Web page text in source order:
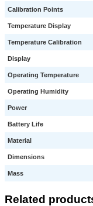
Calibration Points
Temperature Display
Temperature Calibration
Display
Operating Temperature
Operating Humidity
Power
Battery Life
Material
Dimensions
Mass
Related